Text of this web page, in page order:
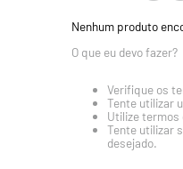
Nenhum produto
O que eu devo fazer?
Verifique os
Tente utilizar
Utilize termos
Tente utilizar
desejado.